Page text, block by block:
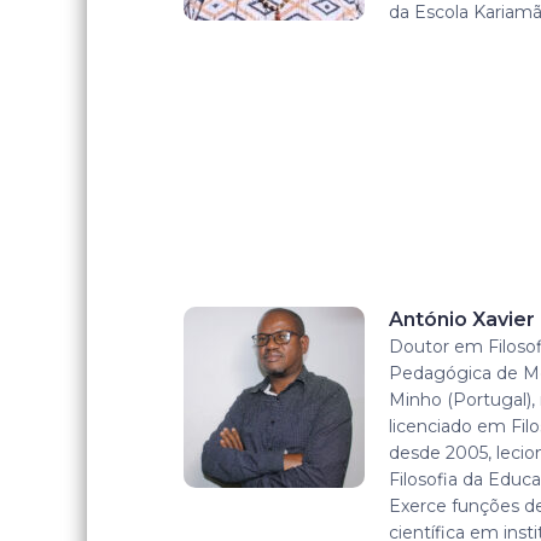
da Escola
António Xavier
Doutor em
Pedagógica de
Minho
licenciado em
desde 2005,
Filosofia da
Exerce funções
científica em